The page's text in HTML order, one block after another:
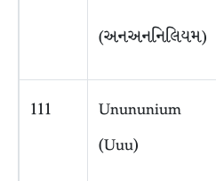
(અનઅનનિલિયમ)
111
Unununium
(Uuu)